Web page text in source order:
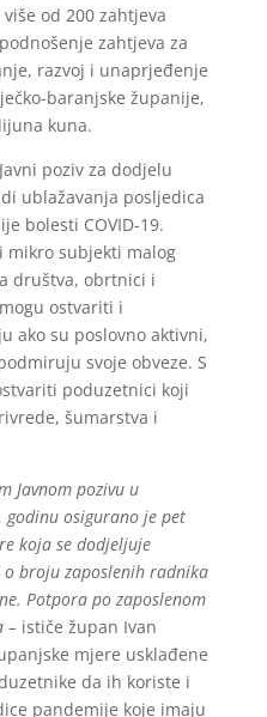
od 200 zahtjeva
zahtjeva za
razvoj i unaprjeđenje
baranjske županije,
kuna.
poziv za dodjelu
ublažavanja posljedica
bolesti COVID-19.
mikro subjekti malog
društva, obrtnici i
ostvariti i
ako su poslovno aktivni,
svoje obveze. S
poduzetnici koji
šumarstva i
Javnom pozivu u
godinu osigurano je pet
koja se dodjeljuje
broju zaposlenih radnika
Potpora po zaposlenom
– ističe župan Ivan
mjere usklađene
da ih koriste i
pandemije koje imaju